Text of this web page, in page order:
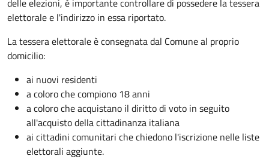
elettorale e l'indirizzo in essa riportato.
La tessera elettorale è consegnata dal Comune al proprio
domicilio:
ai nuovi residenti
a coloro che compiono 18 anni
a coloro che acquistano il diritto di voto in seguito
all'acquisto della cittadinanza italiana
ai cittadini comunitari che chiedono l'iscrizione nelle liste
elettorali aggiunte.